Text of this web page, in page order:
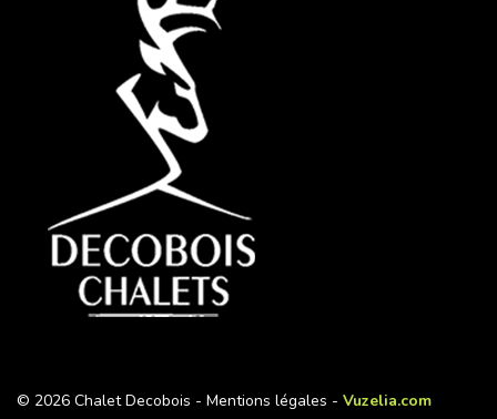
© 2026 Chalet Decobois - Mentions légales - Vuzelia.com